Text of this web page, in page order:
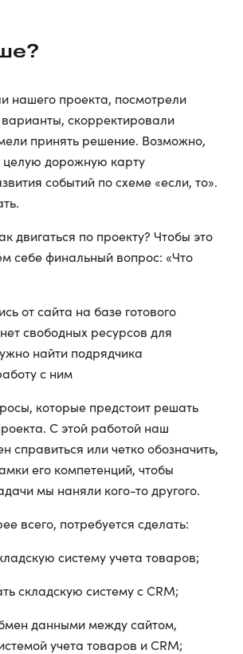
нашего проекта, посмотрели
скорректировали
принять решение. Возможно,
дорожную карту
событий по схеме «если, то».
двигаться по проекту? Чтобы это
себе финальный вопрос: «Что
от сайта на базе готового
свободных ресурсов для
найти подрядчика
с ним
которые предстоит решать
С этой работой наш
справиться или четко обозначить,
его компетенций, чтобы
мы наняли кого-то другого.
всего, потребуется сделать:
систему учета товаров;
складскую систему с CRM;
данными между сайтом,
учета товаров и CRM;